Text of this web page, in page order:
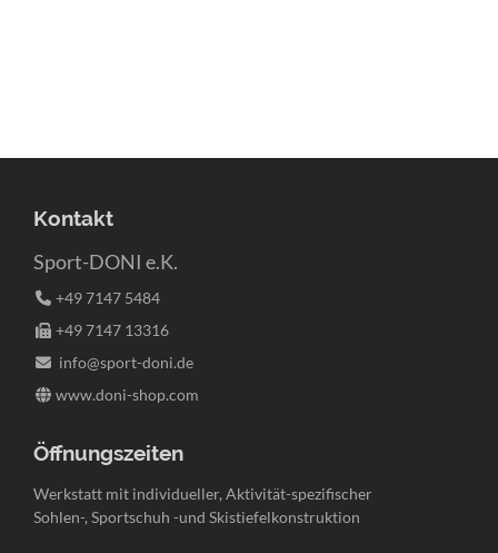
Kontakt
Sport-DONI e.K.
+49 7147 5484
+49 7147 13316
info@sport-doni.de
www.doni-shop.com
Öffnungszeiten
Werkstatt mit individueller, Aktivität-spezifischer
Sohlen-, Sportschuh -und Skistiefelkonstruktion